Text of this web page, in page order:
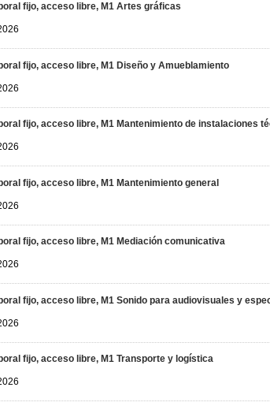
fijo, acceso libre, M1 Artes gráficas
fijo, acceso libre, M1 Diseño y Amueblamiento
fijo, acceso libre, M1 Mantenimiento de instalaciones
fijo, acceso libre, M1 Mantenimiento general
fijo, acceso libre, M1 Mediación comunicativa
fijo, acceso libre, M1 Sonido para audiovisuales y
fijo, acceso libre, M1 Transporte y logística